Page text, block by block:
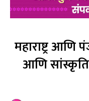
महाराष्ट्र आणि
आणि